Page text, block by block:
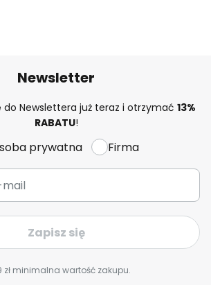
Newsletter
do Newslettera już teraz i otrzymać 13%
RABATU!
prywatna Firma
Zapisz się
zł minimalna wartość zakupu.